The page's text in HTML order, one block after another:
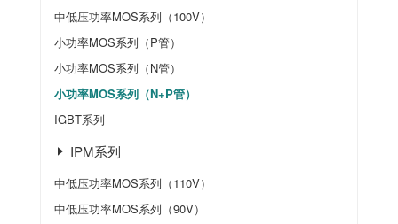
中低压功率MOS系列（100V）
小功率MOS系列（P管）
小功率MOS系列（N管）
小功率MOS系列（N+P管）
IGBT系列
IPM系列
中低压功率MOS系列（110V）
中低压功率MOS系列（90V）